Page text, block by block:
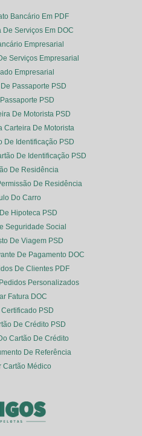
Bancário Em PDF
De Serviços Em DOC
Empresarial
Serviços Empresarial
Empresarial
Passaporte PSD
PSD
De Motorista PSD
Carteira De Motorista
De Identificação PSD
De Identificação PSD
De Residência
De Residência
Do Carro
Hipoteca PSD
Seguridade Social
De Viagem PSD
De Pagamento DOC
De Clientes PDF
Personalizados
Fatura DOC
PSD
De Crédito PSD
Cartão De Crédito
De Referência
Cartão Médico